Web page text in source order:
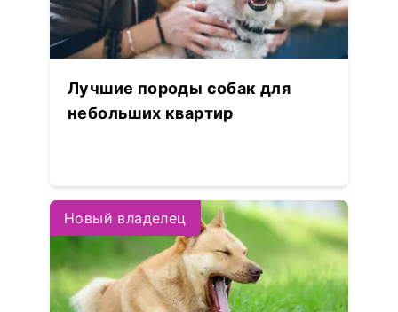
Лучшие породы собак для
небольших квартир
Новый владелец